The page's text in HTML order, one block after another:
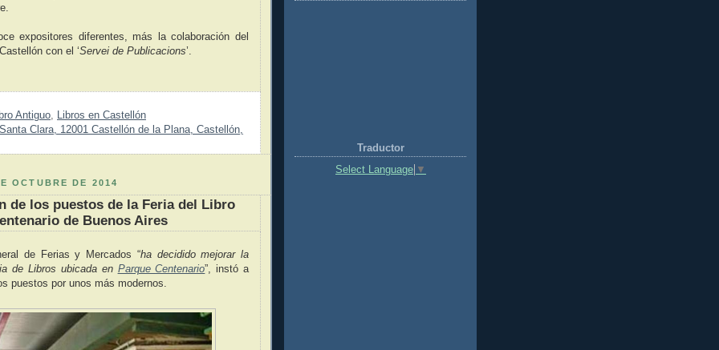
expositores diferentes, más la colaboración del
con el ‘Servei de Publicacions’.
Antiguo, Libros en Castellón
Clara, 12001 Castellón de la Plana, Castellón,
OCTUBRE DE 2014
de los puestos de la Feria del Libro
de Buenos Aires
de Ferias y Mercados “ha decidido mejorar la
de Libros ubicada en Parque Centenario”, instó a
puestos por unos más modernos.
Traductor
Select Language ▼